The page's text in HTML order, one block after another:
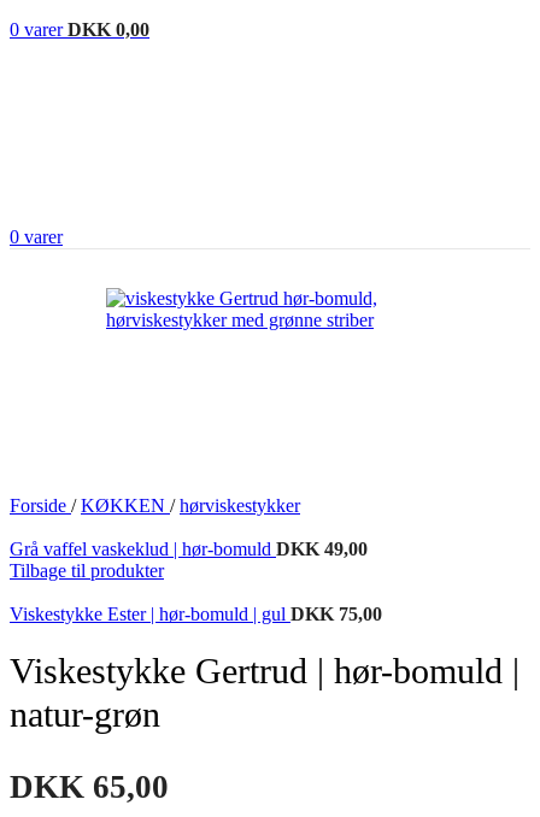
0 varer DKK 0,00
0 varer
Forside / KØKKEN / hørviskestykker
Grå vaffel vaskeklud | hør-bomuld DKK 49,00
Tilbage til produkter
Viskestykke Ester | hør-bomuld | gul DKK 75,00
Viskestykke Gertrud | hør-bomuld |
natur-grøn
DKK 65,00